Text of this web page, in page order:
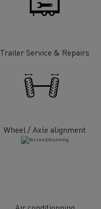
Trailer Service & Repairs
Wheel / Axle alignment